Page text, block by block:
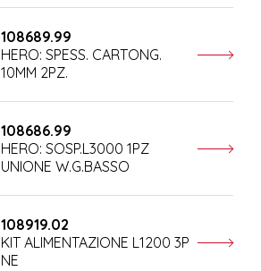
108689.99
HERO: SPESS. CARTONG.
10MM 2PZ.
108686.99
HERO: SOSP.L3000 1PZ
UNIONE W.G.BASSO
108919.02
KIT ALIMENTAZIONE L1200 3P
NE